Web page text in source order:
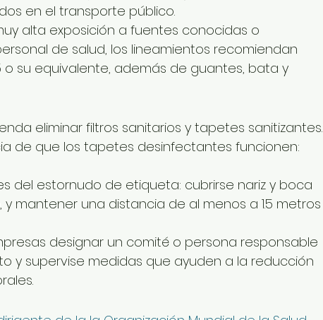
en el transporte público.
alta exposición a fuentes conocidas o
de salud, los lineamientos recomiendan
su equivalente, además de guantes, bata y
eliminar filtros sanitarios y tapetes sanitizantes.
de que los tapetes desinfectantes funcionen:
del estornudo de etiqueta: cubrirse nariz y boca
mantener una distancia de al menos a 1.5 metros
designar un comité o persona responsable
y supervise medidas que ayuden a la reducción